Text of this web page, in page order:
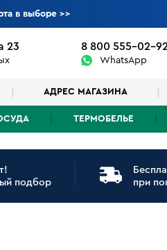
в выборе>>
23 8 800 555-02-
WhatsApp
АДРЕС МАГАЗИНА
ТЕРМОБЕЛЬЕ
подбор
при